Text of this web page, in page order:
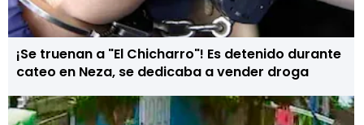
¡Se truenan a "El Chicharro"! Es detenido durante
cateo en Neza, se dedicaba a vender droga